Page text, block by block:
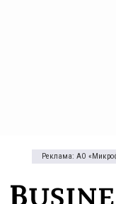
Реклама: АО